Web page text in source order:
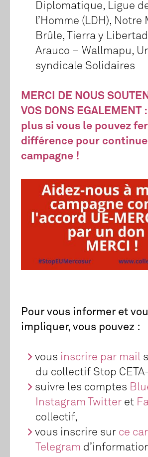
Diplomatique, Ligue
l’Homme (LDH), Notre
Brûle, Tierra y
Arauco – Wallmapu,
syndicale Solidaires
MERCI DE NOUS
VOS DONS EGALEMENT
plus si vous le pouvez
différence pour
campagne !
Pour vous informer et
impliquer, vous pouvez :
vous inscrire par mail
du collectif Stop
suivre les comptes
Instagram Twitteret
collectif,
vous inscrire sur ce
Telegram